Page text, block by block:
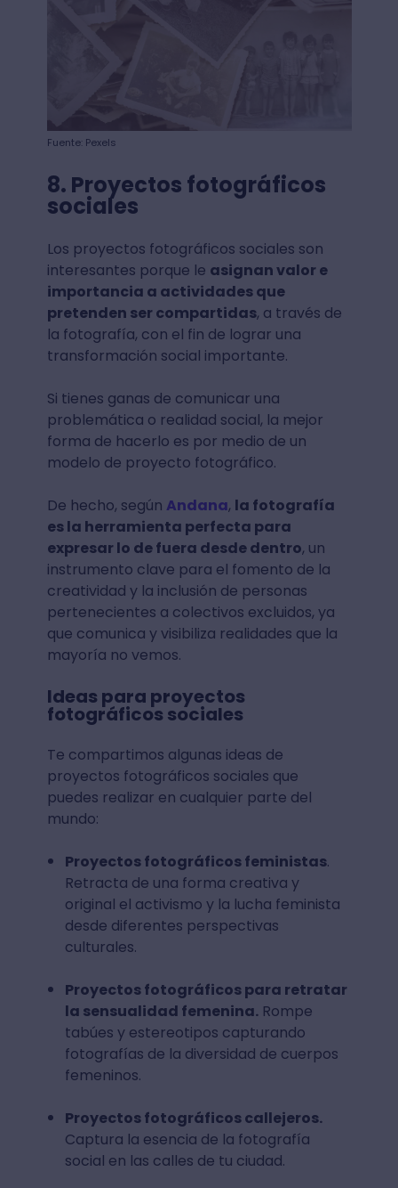
Fuente: Pexels
8. Proyectos fotográficos
sociales
Los proyectos fotográficos sociales son
interesantes porque le asignan valor e
importancia a actividades que
pretenden ser compartidas, a través de
la fotografía, con el fin de lograr una
transformación social importante.
Si tienes ganas de comunicar una
problemática o realidad social, la mejor
forma de hacerlo es por medio de un
modelo de proyecto fotográfico.
De hecho, según Andana, la fotografía
es la herramienta perfecta para
expresar lo de fuera desde dentro, un
instrumento clave para el fomento de la
creatividad y la inclusión de personas
pertenecientes a colectivos excluidos, ya
que comunica y visibiliza realidades que la
mayoría no vemos.
Ideas para proyectos
fotográficos sociales
Te compartimos algunas ideas de
proyectos fotográficos sociales que
puedes realizar en cualquier parte del
mundo:
Proyectos fotográficos feministas.
Retracta de una forma creativa y
original el activismo y la lucha feminista
desde diferentes perspectivas
culturales.
Proyectos fotográficos para retratar
la sensualidad femenina.Rompe
tabúes y estereotipos capturando
fotografías de la diversidad de cuerpos
femeninos.
Proyectos fotográficos callejeros.
Captura la esencia de la fotografía
social en las calles de tu ciudad.